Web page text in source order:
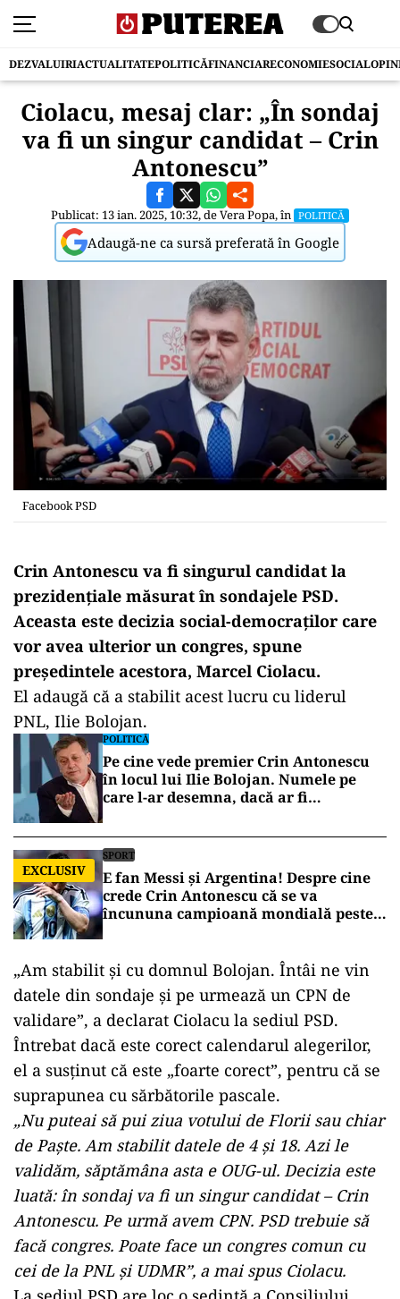
DEZVALUIRIACTUALITATEPOLITICĂFINANCIARECONOMIESOCIAL
Ciolacu, mesaj clar: „În sondaj
va fi un singur candidat – Crin
Antonescu”
Publicat: 13 ian. 2025, 10:32, deVera Popa, în POLITICĂ
Adaugă-ne ca sursă preferată în Google
Facebook PSD
Crin Antonescu va fi singurul candidat la
prezidențiale măsurat în sondajele PSD.
Aceasta este decizia social-democraților care
vor avea ulterior un congres, spune
președintele acestora, Marcel Ciolacu.
El adaugă că a stabilit acest lucru cu liderul
PNL, Ilie Bolojan.
POLITICĂ
Pe cine vede premier Crin Antonescu
în locul lui Ilie Bolojan. Numele pe
care l-ar desemna, dacă ar fi
EXCLUSIV
SPORT
E fan Messi și Argentina! Despre cine
crede Crin Antonescu că se va
încununa campioană mondială peste
„Am stabilit şi cu domnul Bolojan. Întâi ne vin
datele din sondaje şi pe urmează un CPN de
validare”, a declarat Ciolacu la sediul PSD.
Întrebat dacă este corect calendarul alegerilor,
el a susținut că este „foarte corect”, pentru că se
suprapunea cu sărbătorile pascale.
„Nu puteai să pui ziua votului de Florii sau chiar
de Paşte. Am stabilit datele de 4 şi 18. Azi le
validăm, săptămâna asta e OUG-ul. Decizia este
luată: în sondaj va fi un singur candidat – Crin
Antonescu. Pe urmă avem CPN. PSD trebuie să
facă congres. Poate face un congres comun cu
cei de la PNL şi UDMR”, a mai spus Ciolacu.